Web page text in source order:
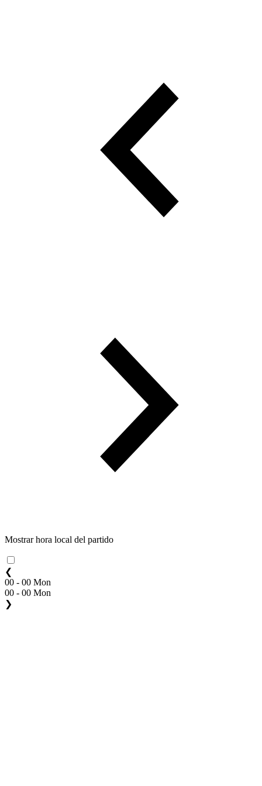
Mostrar hora local del partido
❮
00 - 00 Mon
00 - 00 Mon
❯